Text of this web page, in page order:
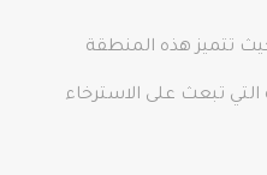
تتميز هذه المنطقة
التي تبعث على الاسترخاء